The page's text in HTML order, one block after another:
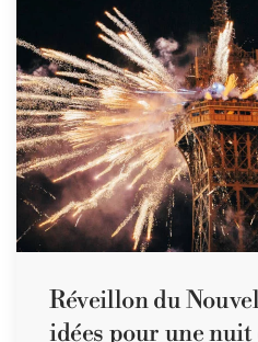
Réveillon du
idées pour une